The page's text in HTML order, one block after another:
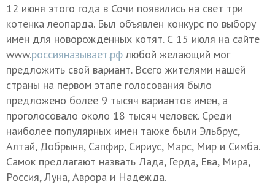
12 июня этого года в Сочи появились на свет три
котенка леопарда. Был объявлен конкурс по выбору
имен для новорожденных котят. С 15 июля на сайте
www.россияназывает.рфлюбой желающий мог
предложить свой вариант. Всего жителями нашей
страны на первом этапе голосования было
предложено более 9 тысяч вариантов имен, а
проголосовало около 18 тысяч человек. Среди
наиболее популярных имен также были Эльбрус,
Алтай, Добрыня, Сапфир, Сириус, Марс, Мир и Симба.
Самок предлагают назвать Лада, Герда, Ева, Мира,
Россия, Луна, Аврора и Надежда.